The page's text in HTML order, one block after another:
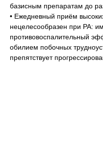
базисным препаратам до
• Ежедневный приём
нецелесообразен при РА:
противовоспалительный
обилием побочных
препятствует